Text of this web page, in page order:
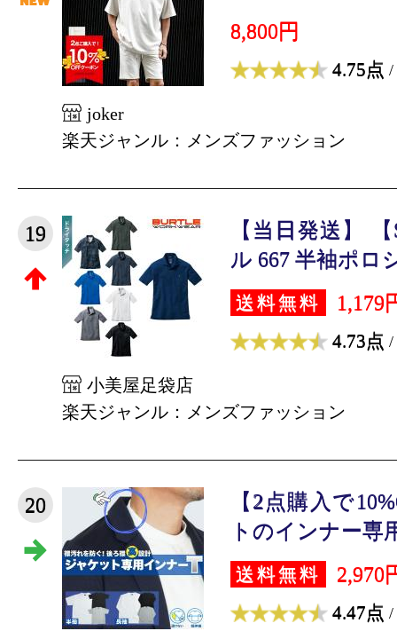
8,800円
4.75点 /
joker
楽天ジャンル：メンズファッション
19
【当日発送】
ル 667 半袖ポロ
送料無料 1,179
4.73点 /
小美屋足袋店
楽天ジャンル：メンズファッション
20
【2点購入で
トのインナー専
送料無料 2,970
4.47点 /